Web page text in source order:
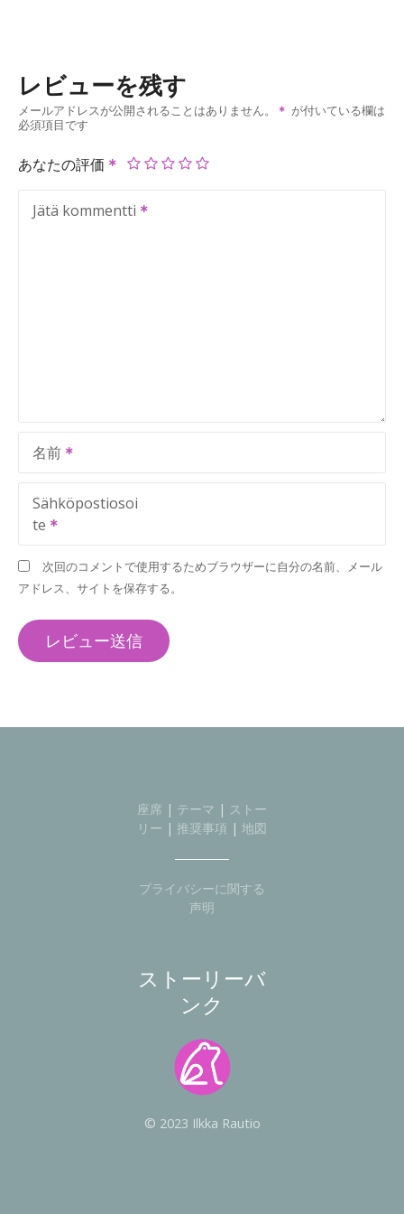
レビューを残す
メールアドレスが公開されることはありません。
が付いている欄は
必須項目です
あなたの評価
Jätä kommentti
名前
Sähköpostiosoi
te
次回のコメントで使用するためブラウザーに自分の名前、メール
アドレス、サイトを保存する。
座席 | テーマ | ストー
リー | 推奨事項 | 地図
プライバシーに関する
声明
ストーリーバ
ンク
© 2023 Ilkka Rautio